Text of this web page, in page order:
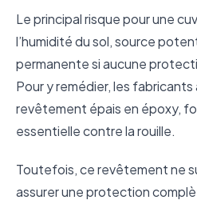
Le principal risque pour une
l’humidité du sol, source
permanente si aucune
Pour y remédier, les
revêtement épais en époxy,
essentielle contre la rouille.
Toutefois, ce revêtement ne
assurer une protection